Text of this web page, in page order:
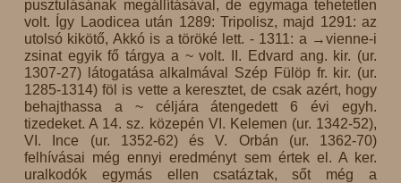
pusztulásának megállításával, de egymaga tehetetlen
volt. Így Laodicea után 1289: Tripolisz, majd 1291: az
utolsó kikötő, Akkó is a töröké lett. - 1311: a →vienne-i
zsinat egyik fő tárgya a ~ volt. II. Edvard ang. kir. (ur.
1307-27) látogatása alkalmával Szép Fülöp fr. kir. (ur.
1285-1314) föl is vette a keresztet, de csak azért, hogy
behajthassa a ~ céljára átengedett 6 évi egyh.
tizedeket. A 14. sz. közepén VI. Kelemen (ur. 1342-52),
VI. Ince (ur. 1352-62) és V. Orbán (ur. 1362-70)
felhívásai még ennyi eredményt sem értek el. A ker.
uralkodók egymás ellen csatáztak, sőt még a